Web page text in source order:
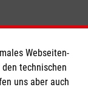
Webseiten-
technischen
uns aber auch